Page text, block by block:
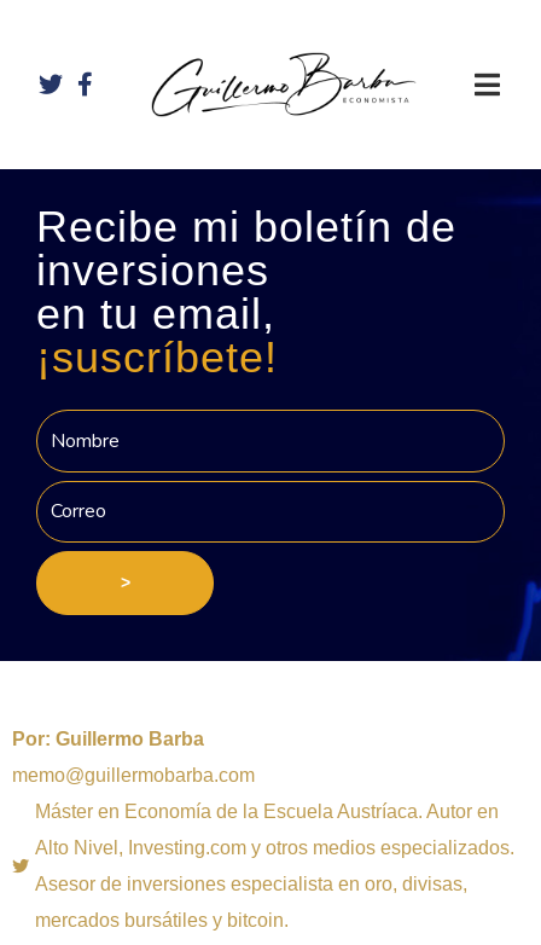
Recibe mi boletín de
inversiones
en tu email,
¡suscríbete!
>
Por: Guillermo Barba
memo@guillermobarba.com
Máster en Economía de la Escuela Austríaca. Autor en
Alto Nivel, Investing.com y otros medios especializados.
Asesor de inversiones especialista en oro, divisas,
mercados bursátiles y bitcoin.